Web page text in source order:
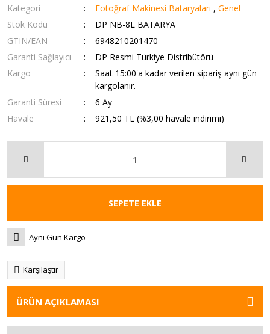
Kategori Fotoğraf Makinesi Bataryaları ,Genel
Stok Kodu
DP NB-8L BATARYA
GTIN/EAN
6948210201470
Garanti Sağlayıcı
DP Resmi Türkiye Distribütörü
Kargo
Saat 15:00'a kadar verilen sipariş aynı gün
kargolanır.
Garanti Süresi
6 Ay
Havale
921,50 TL (%3,00 havale indirimi)
SEPETE EKLE
Aynı Gün Kargo
Karşılaştır
ÜRÜN AÇIKLAMASI